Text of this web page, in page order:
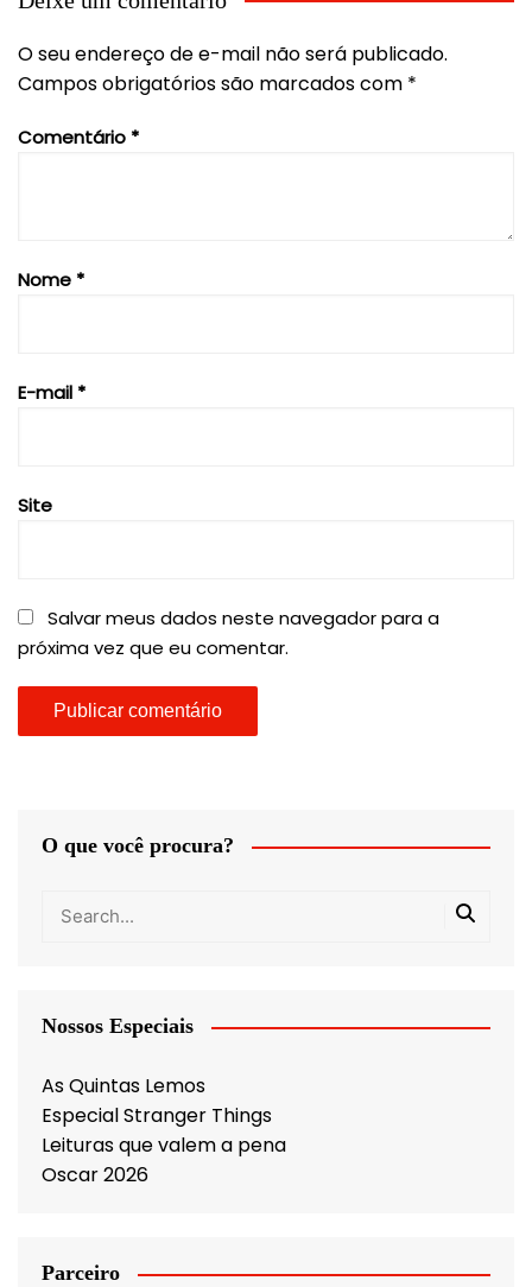
O seu endereço de e-mail não será publicado.
Campos obrigatórios são marcados com *
Comentário *
Nome *
E-mail *
Site
Salvar meus dados neste navegador para a
próxima vez que eu comentar.
O que você procura?
Nossos Especiais
As Quintas Lemos
Especial Stranger Things
Leituras que valem a pena
Oscar 2026
Parceiro